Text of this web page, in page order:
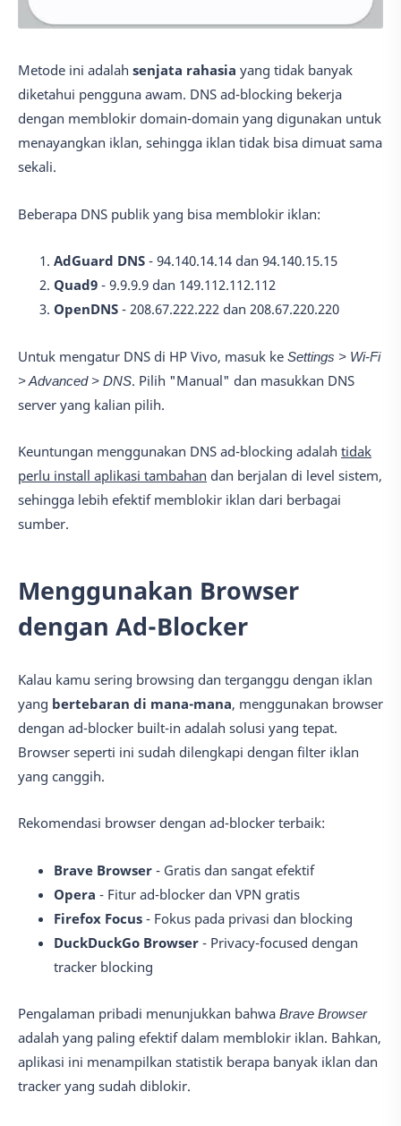
Metode ini adalah senjata rahasia yang tidak banyak
diketahui pengguna awam. DNS ad-blocking bekerja
dengan memblokir domain-domain yang digunakan untuk
menayangkan iklan, sehingga iklan tidak bisa dimuat sama
sekali.
Beberapa DNS publik yang bisa memblokir iklan:
AdGuard DNS - 94.140.14.14 dan 94.140.15.15
Quad9 - 9.9.9.9 dan 149.112.112.112
OpenDNS - 208.67.222.222 dan 208.67.220.220
Untuk mengatur DNS di HP Vivo, masuk ke Settings > Wi-Fi
> Advanced > DNS. Pilih "Manual" dan masukkan DNS
server yang kalian pilih.
Keuntungan menggunakan DNS ad-blocking adalah tidak
perlu install aplikasi tambahan dan berjalan di level sistem,
sehingga lebih efektif memblokir iklan dari berbagai
sumber.
Menggunakan Browser
dengan Ad-Blocker
Kalau kamu sering browsing dan terganggu dengan iklan
yang bertebaran di mana-mana, menggunakan browser
dengan ad-blocker built-in adalah solusi yang tepat.
Browser seperti ini sudah dilengkapi dengan filter iklan
yang canggih.
Rekomendasi browser dengan ad-blocker terbaik:
Brave Browser - Gratis dan sangat efektif
Opera - Fitur ad-blocker dan VPN gratis
Firefox Focus - Fokus pada privasi dan blocking
DuckDuckGo Browser - Privacy-focused dengan
tracker blocking
Pengalaman pribadi menunjukkan bahwa Brave Browser
adalah yang paling efektif dalam memblokir iklan. Bahkan,
aplikasi ini menampilkan statistik berapa banyak iklan dan
tracker yang sudah diblokir.